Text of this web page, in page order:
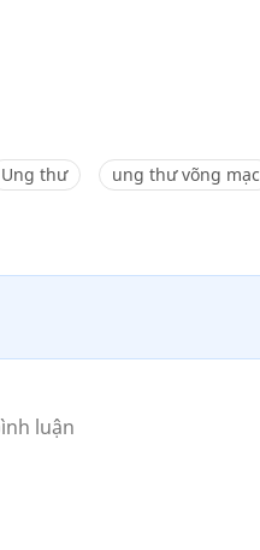
Ung thư ung thư võng mạc